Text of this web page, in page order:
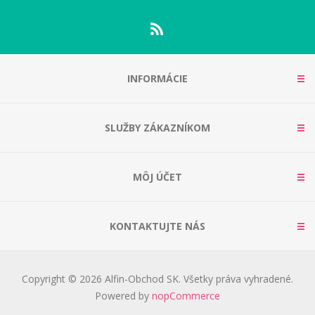
INFORMÁCIE
SLUŽBY ZÁKAZNÍKOM
MÔJ ÚČET
KONTAKTUJTE NÁS
Copyright © 2026 Alfin-Obchod SK. Všetky práva vyhradené.
Powered by nopCommerce